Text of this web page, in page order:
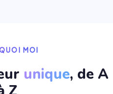
MOI
unique, de A